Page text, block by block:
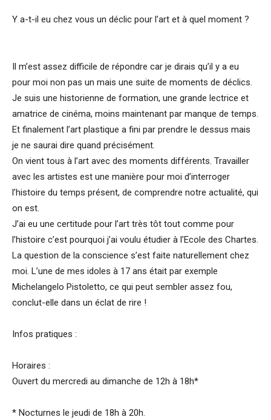
Y a-t-il eu chez vous un déclic pour l’art et à quel moment ?
Il m’est assez difficile de répondre car je dirais qu’il y a eu
pour moi non pas un mais une suite de moments de déclics.
Je suis une historienne de formation, une grande lectrice et
amatrice de cinéma, moins maintenant par manque de temps.
Et finalement l’art plastique a fini par prendre le dessus mais
je ne saurai dire quand précisément.
On vient tous à l’art avec des moments différents. Travailler
avec les artistes est une manière pour moi d’interroger
l’histoire du temps présent, de comprendre notre actualité, qui
on est.
J’ai eu une certitude pour l’art très tôt tout comme pour
l’histoire c’est pourquoi j’ai voulu étudier à l’Ecole des Chartes.
La question de la conscience s’est faite naturellement chez
moi. L’une de mes idoles à 17 ans était par exemple
Michelangelo Pistoletto, ce qui peut sembler assez fou,
conclut-elle dans un éclat de rire !
Infos pratiques :
Horaires :
Ouvert du mercredi au dimanche de 12h à 18h*
* Nocturnes le jeudi de 18h à 20h.